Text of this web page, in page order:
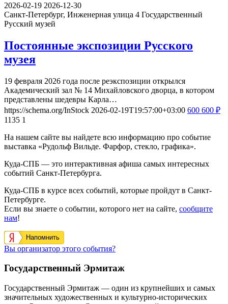
2026-02-19 2026-12-30
Санкт-Петербург, Инженерная улица 4 Государственный
Русский музей
Постоянные экспозиции Русского
музея
19 февраля 2026 года после реэкспозиции открылся
Академический зал № 14 Михайловского дворца, в котором
представлены шедевры Карла…
https://schema.org/InStock 2026-02-19T19:57:00+03:00 600 600 ₽
1135 1
На нашем сайте вы найдете всю информацию про событие
выставка «Рудольф Вильде. Фарфор, стекло, графика».
Куда-СПБ — это интерактивная афиша самых интересных
событий Санкт-Петербурга.
Куда-СПБ в курсе всех событий, которые пройдут в Санкт-
Петербурге.
Если вы знаете о событии, которого нет на сайте, сообщите
нам!
Напомнить
Вы организатор этого события?
Государственный Эрмитаж
Государственный Эрмитаж — один из крупнейших и самых
значительных художественных и культурно-исторических